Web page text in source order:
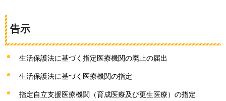
告示
生活保護法に基づく指定医療機関の廃止の届出
生活保護法に基づく医療機関の指定
指定自立支援医療機関（育成医療及び更生医療）の指定